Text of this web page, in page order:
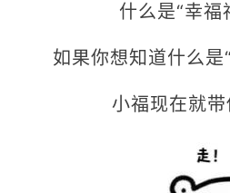
什么是“幸福
如果你想知道什么是
小福现在就